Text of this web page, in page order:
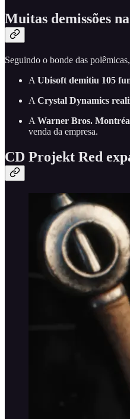
Muitas demissões
Seguindo o bonde das
A Ubisoft demitiu 105
A Crystal Dynamics
A Warner Bros.
venda da empresa.
CD Projekt Red